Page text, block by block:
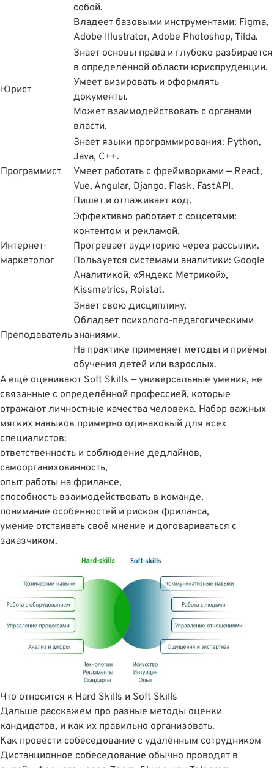
собой.
Владеет базовыми инструментами: Figma,
Adobe Illustrator, Adobe Photoshop, Tilda.
Юрист
Знает основы права и глубоко разбирается
в определённой области юриспруденции.
Умеет визировать и оформлять
документы.
Может взаимодействовать с органами
власти.
Программист
Знает языки программирования: Python,
Java, С++.
Умеет работать с фреймворками — React,
Vue, Angular, Django, Flask, FastAPI.
Пишет и отлаживает код.
Интернет-
маркетолог
Эффективно работает с соцсетями:
контентом и рекламой.
Прогревает аудиторию через рассылки.
Пользуется системами аналитики: Google
Аналитикой, «Яндекс Метрикой»,
Kissmetrics, Roistat.
Преподаватель
Знает свою дисциплину.
Обладает психолого-педагогическими
знаниями.
На практике применяет методы и приёмы
обучения детей или взрослых.
А ещё оценивают Soft Skills — универсальные умения, не
связанные с определённой профессией, которые
отражают личностные качества человека. Набор важных
мягких навыков примерно одинаковый для всех
специалистов:
ответственность и соблюдение дедлайнов,
самоорганизованность,
опыт работы на фрилансе,
способность взаимодействовать в команде,
понимание особенностей и рисков фриланса,
умение отстаивать своё мнение и договариваться с
заказчиком.
Что относится к Hard Skills и Soft Skills
Дальше расскажем про разные методы оценки
кандидатов, и как их правильно организовать.
Как провести собеседование с удалённым сотрудником
Дистанционное собеседование обычно проводят в